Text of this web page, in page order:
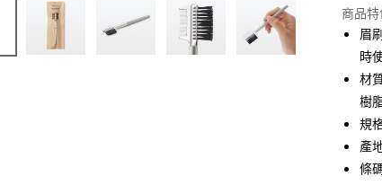
信用卡
信用
3
合
華
上
臺
超商
LINE
Apple
商品
眉
時
材
樹
規
產
條